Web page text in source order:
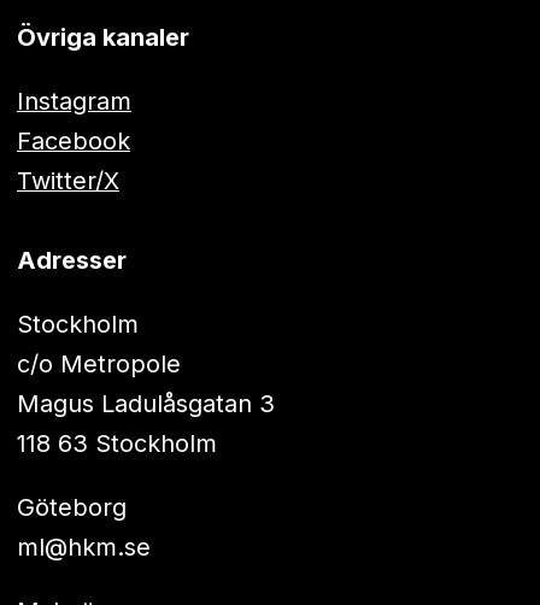
Övriga kanaler
Instagram
Facebook
Twitter/X
Adresser
Stockholm
c/o Metropole
Magus Ladulåsgatan 3
118 63 Stockholm
Göteborg
ml@hkm.se